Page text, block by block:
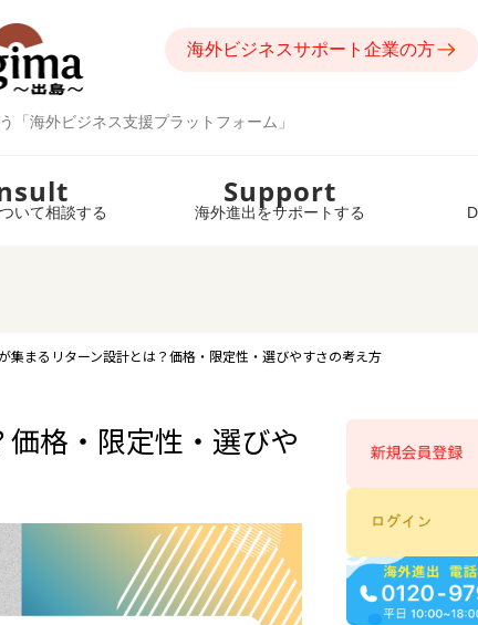
「海外ビジネス支援プラットフォーム」
海外ビジネスサポート企業の方
いて相談する
Support
海外進出をサポートする
集まるリターン設計とは？価格・限定性・選びやすさの考え方
格・限定性・選びや